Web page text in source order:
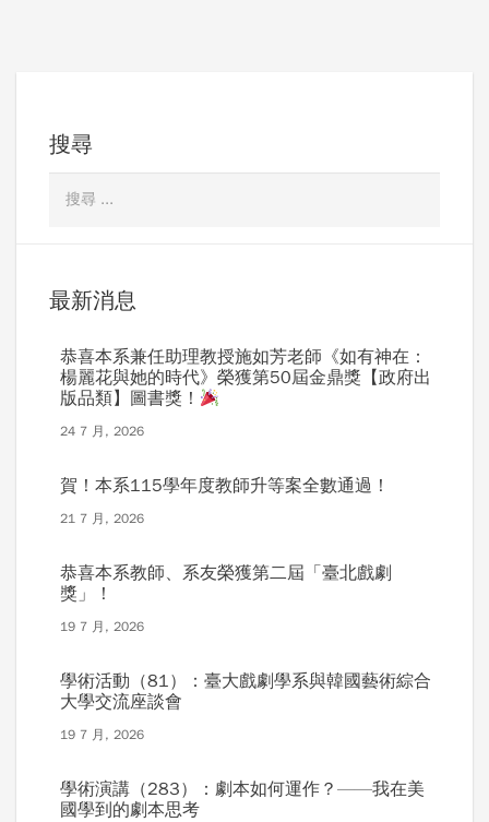
搜尋
最新消息
恭喜本系兼任助理教授施如芳老師《如有神在：
楊麗花與她的時代》榮獲第50屆金鼎獎【政府出
版品類】圖書獎！
24 7 月, 2026
賀！本系115學年度教師升等案全數通過！
21 7 月, 2026
恭喜本系教師、系友榮獲第二屆「臺北戲劇
獎」！
19 7 月, 2026
學術活動（81）：臺大戲劇學系與韓國藝術綜合
大學交流座談會
19 7 月, 2026
學術演講（283）：劇本如何運作？——我在美
國學到的劇本思考